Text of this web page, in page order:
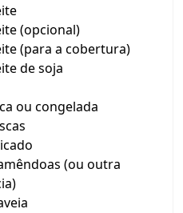
(opcional)
(para a cobertura)
de soja
ou congelada
(ou outra